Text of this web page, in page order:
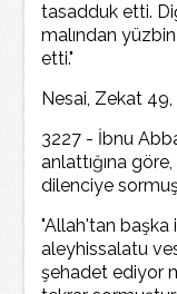
tasadduk etti.
malından
etti."
Nesai, Zekat 49,
3227 - İbnu
anlattığına
dilenciye
"Allah'tan başka
aleyhissalatu
şehadet ediyor